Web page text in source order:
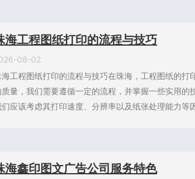
海工程图纸打印的流程与技巧
08-02
海工程图纸打印的流程与技巧在珠海，工程图纸的
质量，我们需要遵循一定的流程，并掌握一些实用的
应该考虑其打印速度、分辨率以及纸张处理能力等
海鑫印图文广告公司服务特色